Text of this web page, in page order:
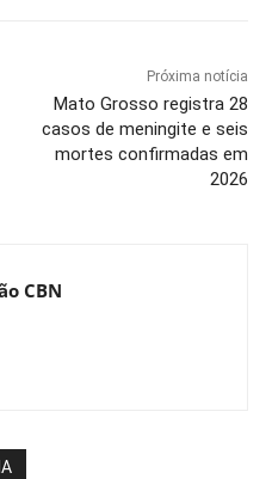
Próxima notícia
Mato Grosso registra 28
casos de meningite e seis
mortes confirmadas em
2026
CBN